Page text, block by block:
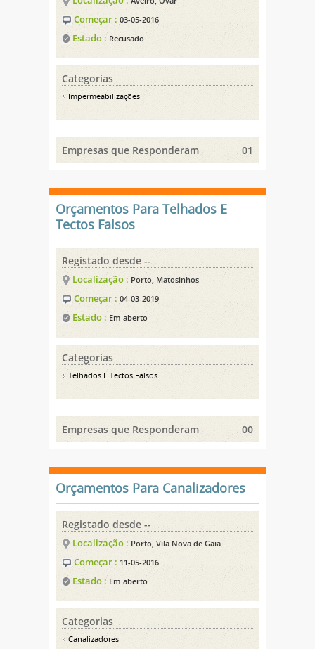
Começar : 03-05-2016
Estado : Recusado
Categorias
Impermeabilizações
Empresas que Responderam 01
Orçamentos Para Telhados E
Tectos Falsos
Registado desde --
Localização : Porto, Matosinhos
Começar : 04-03-2019
Estado : Em aberto
Categorias
Telhados E Tectos Falsos
Empresas que Responderam 00
Orçamentos Para Canalizadores
Registado desde --
Localização : Porto, Vila Nova de Gaia
Começar : 11-05-2016
Estado : Em aberto
Categorias
Canalizadores